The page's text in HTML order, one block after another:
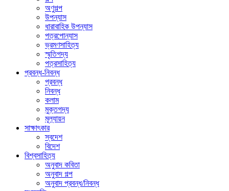
অণুগল্প
উপন্যাস
ধারাবাহিক উপন্যাস
পত্রপোন্যাস
ভ্রমণসাহিত্য
স্মৃতিগদ্য
পত্রসাহিত্য
প্রবন্ধ-নিবন্ধ
প্রবন্ধ
নিবন্ধ
কলাম
মুক্তগদ্য
মূল্যায়ন
সাক্ষাৎকার
স্বদেশ
বিদেশ
বিশ্বসাহিত্য
অনুবাদ কবিতা
অনুবাদ গল্প
অনুবাদ প্রবন্ধ/নিবন্ধ